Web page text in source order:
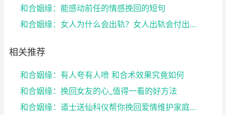
和合姻缘：能感动前任的情感挽回的短句
和合姻缘：女人为什么会出轨？女人出轨会付出感情吗？
相关推荐
和合姻缘：有人夸有人喷 和合术效果究竟如何
和合姻缘：挽回女友的心_值得一看的好方法
和合姻缘：道士送仙科仪帮你挽回爱情维护家庭完整